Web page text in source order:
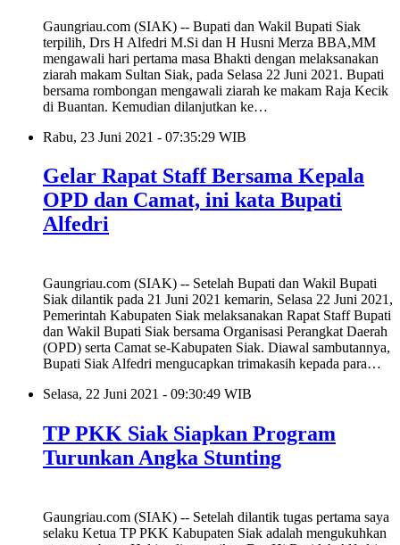
Gaungriau.com (SIAK) -- Bupati dan Wakil Bupati Siak
terpilih, Drs H Alfedri M.Si dan H Husni Merza BBA,MM
mengawali hari pertama masa Bhakti dengan melaksanakan
ziarah makam Sultan Siak, pada Selasa 22 Juni 2021. Bupati
bersama rombongan mengawali ziarah ke makam Raja Kecik
di Buantan. Kemudian dilanjutkan ke…
Rabu, 23 Juni 2021 - 07:35:29 WIB
Gelar Rapat Staff Bersama Kepala
OPD dan Camat, ini kata Bupati
Alfedri
Gaungriau.com (SIAK) -- Setelah Bupati dan Wakil Bupati
Siak dilantik pada 21 Juni 2021 kemarin, Selasa 22 Juni 2021,
Pemerintah Kabupaten Siak melaksanakan Rapat Staff Bupati
dan Wakil Bupati Siak bersama Organisasi Perangkat Daerah
(OPD) serta Camat se-Kabupaten Siak. Diawal sambutannya,
Bupati Siak Alfedri mengucapkan trimakasih kepada para…
Selasa, 22 Juni 2021 - 09:30:49 WIB
TP PKK Siak Siapkan Program
Turunkan Angka Stunting
Gaungriau.com (SIAK) -- Setelah dilantik tugas pertama saya
selaku Ketua TP PKK Kabupaten Siak adalah mengukuhkan